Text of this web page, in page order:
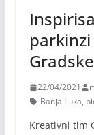
22/04/2021
Banja Luka,
Kreativni tim